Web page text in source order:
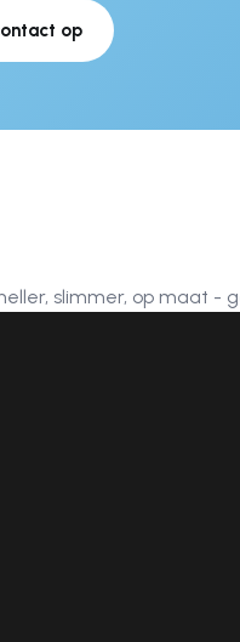
op
slimmer, op maat -